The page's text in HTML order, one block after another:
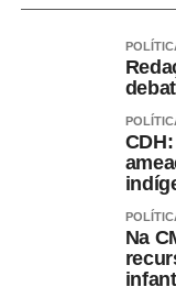
liberdade de
Entre os temas
Eli Pariser para
por algoritmos; o
diretor norte-
as grandes
comportamentos e
Marco Civil da
fundamentos para
Na